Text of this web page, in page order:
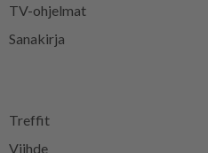
Treffit
Viihde
TV-ohjelmat
Sanakirja